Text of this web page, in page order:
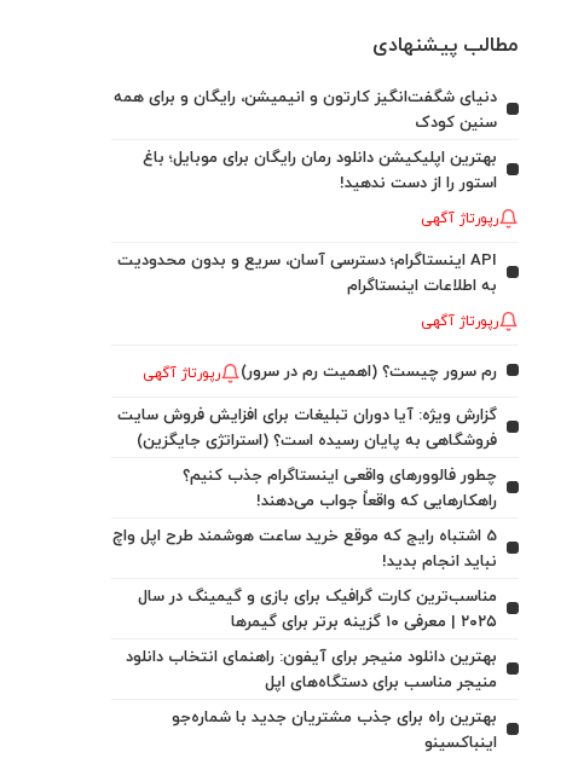
مطالب پیشنهادی
دنیای شگفت‌انگیز کارتون و انیمیشن، رایگان و برای همه
سنین کودک
بهترین اپلیکیشن دانلود رمان رایگان برای موبایل؛ باغ
استور را از دست ندهید!
رپورتاژ آگهی
API اینستاگرام؛ دسترسی آسان، سریع و بدون محدودیت
به اطلاعات اینستاگرام
رپورتاژ آگهی
رم سرور چیست؟ (اهمیت رم در سرور) رپورتاژ آگهی
گزارش ویژه: آیا دوران تبلیغات برای افزایش فروش سایت
فروشگاهی به پایان رسیده است؟ (استراتژی جایگزین)
چطور فالوورهای واقعی اینستاگرام جذب کنیم؟
راهکارهایی که واقعاً جواب می‌دهند!
5 اشتباه رایج که موقع خرید ساعت هوشمند طرح اپل واچ
نباید انجام بدید!
مناسب‌ترین کارت گرافیک برای بازی و گیمینگ در سال
۲۰۲۵ | معرفی ۱۰ گزینه برتر برای گیمرها
بهترین دانلود منیجر برای آیفون: راهنمای انتخاب دانلود
منیجر مناسب برای دستگاه‌های اپل
بهترین راه برای جذب مشتریان جدید با شماره‌جو
اینباکسینو